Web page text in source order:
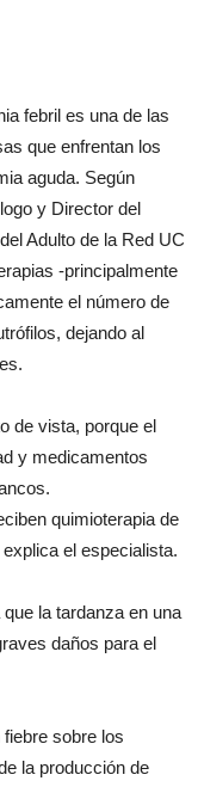
febril es una de las
que enfrentan los
aguda. Según
y Director del
Adulto de la Red UC
-principalmente
el número de
dejando al
de vista, porque el
y medicamentos
quimioterapia de
el especialista.
la tardanza en una
daños para el
sobre los
la producción de